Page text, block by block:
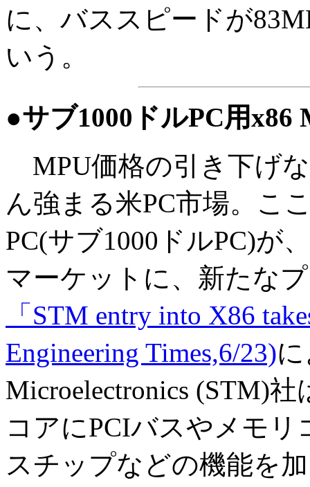
に、バススピードが
いう。
●サブ1000ドルPC用
MPU価格の引き下げ
ん強まる米PC市場。こ
PC(サブ1000ドルPC)が
マーケットに、新たな
「STM entry into X86
Engineering Times,6/23)
Microelectronics (STM)
コアにPCIバスやメモ
スチップなどの機能を